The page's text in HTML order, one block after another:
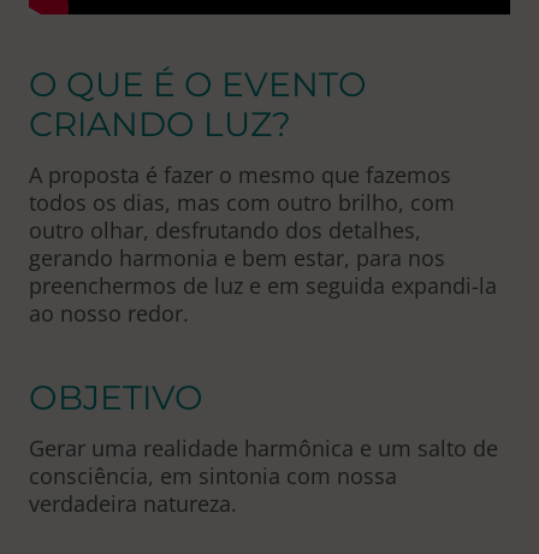
O QUE É O EVENTO
CRIANDO LUZ?
A proposta é fazer o mesmo que fazemos
todos os dias, mas com outro brilho, com
outro olhar, desfrutando dos detalhes,
gerando harmonia e bem estar, para nos
preenchermos de luz e em seguida expandi-la
ao nosso redor.
OBJETIVO
Gerar uma realidade harmônica e um salto de
consciência, em sintonia com nossa
verdadeira natureza.